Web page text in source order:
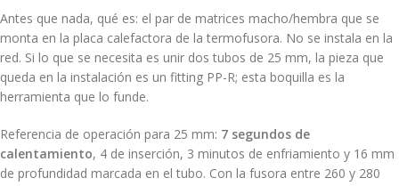
Antes que nada, qué es: el par de matrices macho/hembra que se
monta en la placa calefactora de la termofusora. No se instala en la
red. Si lo que se necesita es unir dos tubos de 25 mm, la pieza que
queda en la instalación es un fitting PP-R; esta boquilla es la
herramienta que lo funde.
Referencia de operación para 25 mm: 7 segundos de
calentamiento, 4 de inserción, 3 minutos de enfriamiento y 16 mm
de profundidad marcada en el tubo. Con la fusora entre 260 y 280